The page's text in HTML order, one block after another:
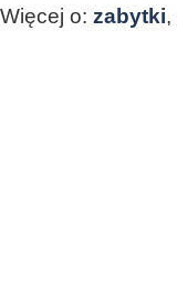
Więcej o: zabytki,